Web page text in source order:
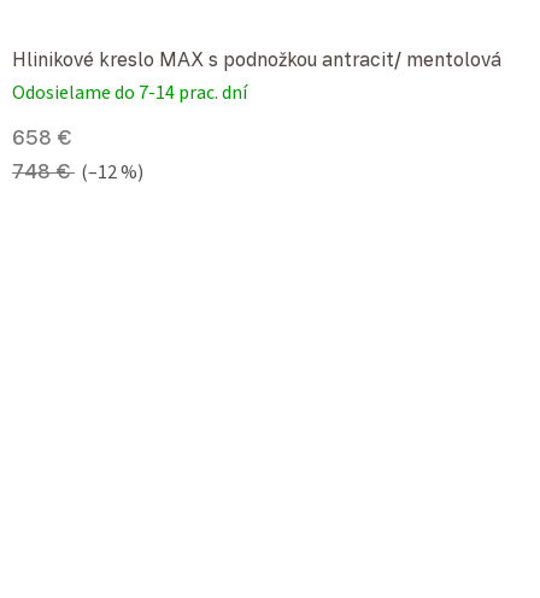
Hlinikové kreslo MAX s podnožkou antracit/ mentolová
Odosielame do 7-14 prac. dní
658 €
748 € (–12 %)